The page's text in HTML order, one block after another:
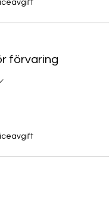
förvaring